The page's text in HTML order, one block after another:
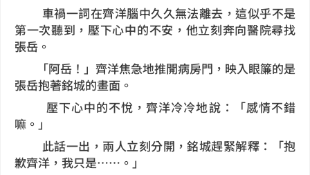
車禍一詞在齊洋腦中久久無法離去，這似乎不是
第一次聽到，壓下心中的不安，他立刻奔向醫院尋找
張岳。
「阿岳！」齊洋焦急地推開病房門，映入眼簾的是
張岳抱著銘城的畫面。
壓下心中的不悅，齊洋冷冷地說：「感情不錯
嘛。」
此話一出，兩人立刻分開，銘城趕緊解釋：「抱
歉齊洋，我只是……。」